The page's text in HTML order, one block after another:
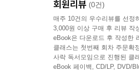
회원리뷰 (0건)
매주 10건의 우수리뷰를 선정
3,000원 이상 구매 후 리뷰 작
eBook은 다운로드 후 작성한
클래스는 첫번째 회차 주문확
사락 독서모임으로 진행된 클
eBook 페이백, CD/LP, DVD/